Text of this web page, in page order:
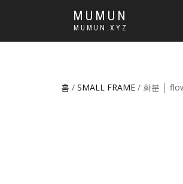
MUMUN
MUMUN.XYZ
홈 / SMALL FRAME / 화분 │